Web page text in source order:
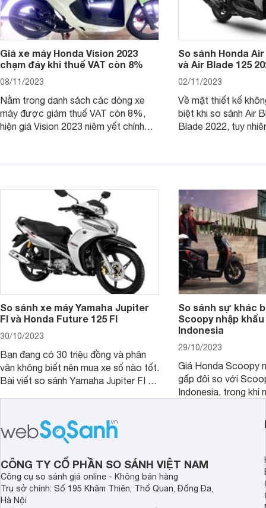
Giá xe máy Honda Vision 2023
chạm đáy khi thuế VAT còn 8%
08/11/2023
Nằm trong danh sách các dòng xe
máy được giảm thuế VAT còn 8%,
hiện giá Vision 2023 niêm yết chính
So sánh Honda
và Air Blade 125
02/11/2023
Về mặt thiết kế
biệt khi so sánh Air
Blade 2022, tuy
So sánh xe máy Yamaha Jupiter
FI và Honda Future 125 FI
30/10/2023
Bạn đang có 30 triệu đồng và phân
vân không biết nên mua xe số nào tốt.
Bài viết so sánh Yamaha Jupiter FI và
So sánh sự khác
Scoopy nhập
Indonesia
29/10/2023
Giá Honda Scoopy
gấp đôi so với
Indonesia, trong khi
chênh lệch giá lớn
sánh Honda
CÔNG TY CỔ PHẦN SO SÁNH VIỆT NAM
Công cụ so sánh giá online - Không bán hàng
Trụ sở chính: Số 195 Khâm Thiên, Thổ Quan, Đống Đa,
Hà Nội